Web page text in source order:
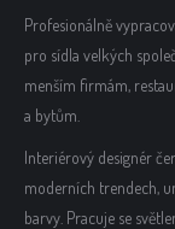
Profesionálně
pro sídla velkých
menším firmám,
a bytům.
Interiérový designér
moderních trendech,
barvy. Pracuje se